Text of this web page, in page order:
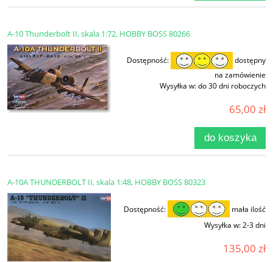
A-10 Thunderbolt II, skala 1:72, HOBBY BOSS 80266
Dostępność:
dostępny
na zamówienie
Wysyłka w:do 30 dni roboczych
65,00 zł
do koszyka
A-10A THUNDERBOLT II, skala 1:48, HOBBY BOSS 80323
Dostępność:
mała ilość
Wysyłka w:2-3 dni
135,00 zł